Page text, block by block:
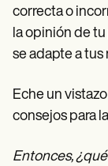
correcta o
la opinión de
se adapte a
Eche un
consejos para
Entonces,